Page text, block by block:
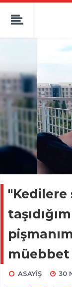
müebbet
ASAYİŞ 30